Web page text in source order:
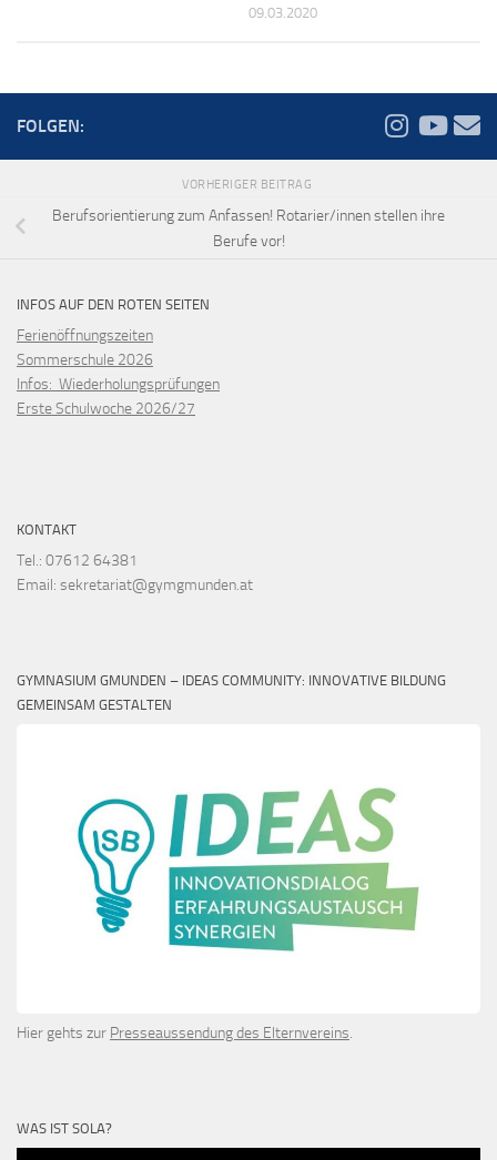
09.03.2020
FOLGEN:
VORHERIGER BEITRAG
Berufsorientierung zum Anfassen! Rotarier/innen stellen ihre
Berufe vor!
INFOS AUF DEN ROTEN SEITEN
Ferienöffnungszeiten
Sommerschule 2026
Infos: Wiederholungsprüfungen
Erste Schulwoche 2026/27
KONTAKT
Tel.: 07612 64381
Email: sekretariat@gymgmunden.at
GYMNASIUM GMUNDEN – IDEAS COMMUNITY: INNOVATIVE BILDUNG
GEMEINSAM GESTALTEN
Hier gehts zur Presseaussendung des Elternvereins.
WAS IST SOLA?